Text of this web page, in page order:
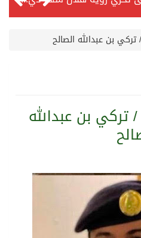
مجلس الوزراء في جدة
بن عبدالله الصالح
تركي بن عبدالله